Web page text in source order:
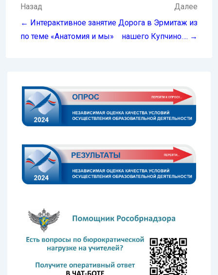
Навигация
по
записям
Назад
← Интерактивное занятие
по теме «Анатомия и мы»
Далее
Дорога в Эрмитаж из
нашего Купчино…. →